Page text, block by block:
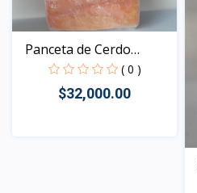
Panceta de Cerdo
Premiu...
( 0 )
$32,000.00